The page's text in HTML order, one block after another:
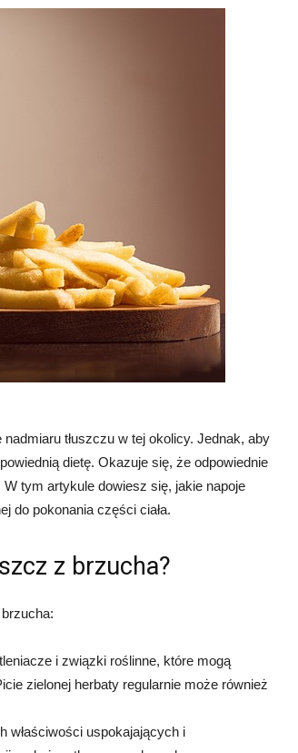
tłuszczu w tej okolicy. Jednak, aby
dietę. Okazuje się, że odpowiednie
tym artykule dowiesz się, jakie napoje
do pokonania części ciała.
z brzucha?
i związki roślinne, które mogą
zielonej herbaty regularnie może również
właściwości uspokajających i